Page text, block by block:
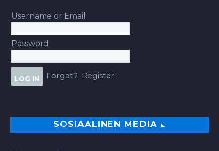
Username or Email
Password
Forgot? Register
SOSIAALINEN MEDIA